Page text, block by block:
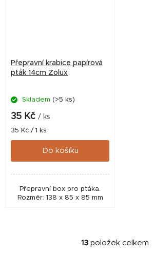
Přepravní krabice papírová
pták 14cm Zolux
Skladem (>5 ks)
35 Kč / ks
Měrná
cena:
35 Kč / 1 ks
Do košíku
Přepravní box pro ptáka.
Rozměr: 138 x 85 x 85 mm
O
13 položek celkem